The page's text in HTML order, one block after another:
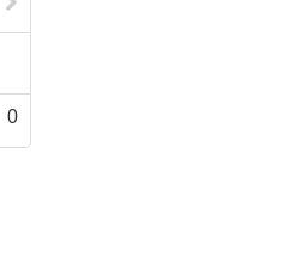
0